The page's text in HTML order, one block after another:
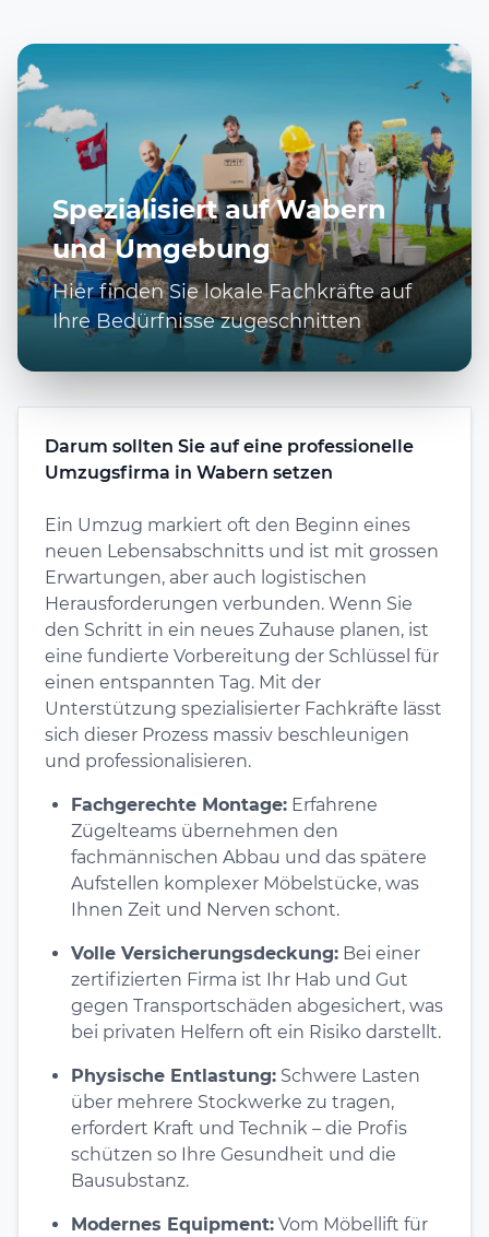
Spezialisiert auf Wabern
und Umgebung
Hier finden Sie lokale Fachkräfte auf
Ihre Bedürfnisse zugeschnitten
Darum sollten Sie auf eine professionelle
Umzugsfirma in Wabern setzen
Ein Umzug markiert oft den Beginn eines
neuen Lebensabschnitts und ist mit grossen
Erwartungen, aber auch logistischen
Herausforderungen verbunden. Wenn Sie
den Schritt in ein neues Zuhause planen, ist
eine fundierte Vorbereitung der Schlüssel für
einen entspannten Tag. Mit der
Unterstützung spezialisierter Fachkräfte lässt
sich dieser Prozess massiv beschleunigen
und professionalisieren.
Fachgerechte Montage: Erfahrene
Zügelteams übernehmen den
fachmännischen Abbau und das spätere
Aufstellen komplexer Möbelstücke, was
Ihnen Zeit und Nerven schont.
Volle Versicherungsdeckung: Bei einer
zertifizierten Firma ist Ihr Hab und Gut
gegen Transportschäden abgesichert, was
bei privaten Helfern oft ein Risiko darstellt.
Physische Entlastung: Schwere Lasten
über mehrere Stockwerke zu tragen,
erfordert Kraft und Technik – die Profis
schützen so Ihre Gesundheit und die
Bausubstanz.
Modernes Equipment: Vom Möbellift für